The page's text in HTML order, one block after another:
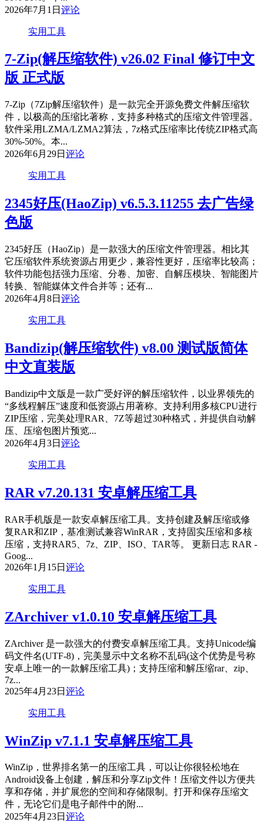
2026年7月1日 评论
实用工具
7-Zip(解压缩软件) v26.02 Final 修订中文
版 正式版
7-Zip（7Zip解压缩软件）是一款完全开源免费文件解压缩软
件，以极高的压缩比著称，支持多种格式的压缩文件管理器。
软件采用LZMA/LZMA2算法，7z格式压缩率比传统ZIP格式高
30%-50%。本...
2026年6月29日 评论
实用工具
2345好压(HaoZip) v6.5.3.11255 去广告绿
色版
2345好压（HaoZip）是一款强大的压缩文件管理器。相比其
它压缩软件系统资源占用更少，兼容性更好，压缩率比较高；
软件功能包括强力压缩、分卷、加密、自解压模块、智能图片
转换、智能媒体文件合并等；还有...
2026年4月8日 评论
实用工具
Bandizip(解压缩软件) v8.00 测试版简体
中文直装版
Bandizip中文版是一款广受好评的解压缩软件，以业界领先的
“多线程解压”速度和低资源占用著称。支持利用多核CPU进行
ZIP压缩，完美处理RAR、7Z等超过30种格式，并提供自动解
压、压缩包图片预览...
2026年4月3日 评论
实用工具
RAR v7.20.131 安卓解压缩工具
RAR手机版是一款安卓解压缩工具。支持创建及解压缩或修
复RAR和ZIP，基准测试兼容WinRAR，支持固实压缩和多核
压缩，支持RAR5、7z、ZIP、ISO、TAR等。 更新日志 RAR -
Goog...
2026年1月15日 评论
实用工具
ZArchiver v1.0.10 安卓解压缩工具
ZArchiver 是一款强大的付费安卓解压缩工具。支持Unicode编
码文件名(UTF-8)，完美显示中文名称不乱码(这个优势是号称
安卓上唯一的一款解压缩工具)；支持压缩和解压缩rar、zip、
7z...
2025年4月23日 评论
实用工具
WinZip v7.1.1 安卓解压缩工具
WinZip，世界排名第一的压缩工具，可以让你很轻松地在
Android设备上创建，解压和分享Zip文件！压缩文件以方便共
享和存储，并扩展您的空间和存储限制。打开和保存压缩文
件，无论它们是电子邮件中的附...
2025年4月23日 评论